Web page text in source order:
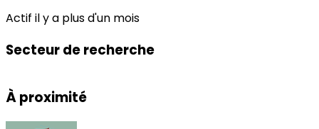
Actif il y a plus d'un mois
Secteur de recherche
+
À proximité